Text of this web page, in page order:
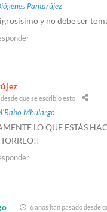
Pantarújez
y no debe ser
que se escribió esto
Mhulargo
LO QUE ESTÁS
6 años han pasado desde